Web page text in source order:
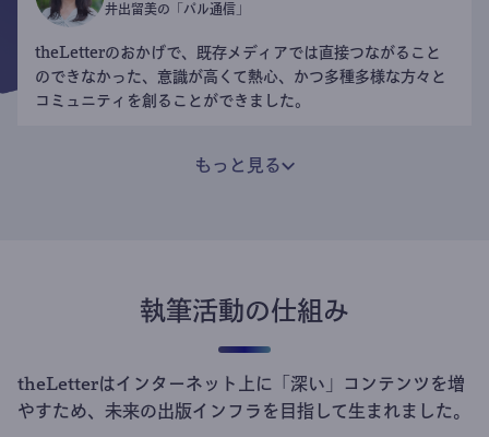
井出留美の「パル通信」
theLetterのおかげで、既存メディアでは直接つながること
のできなかった、意識が高くて熱心、かつ多種多様な方々と
コミュニティを創ることができました。
もっと見る
執筆活動の仕組み
theLetterはインターネット上に「深い」コンテンツを増
やすため、未来の出版インフラを目指して生まれました。